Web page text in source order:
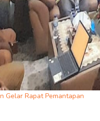
Gelar Rapat Pemantapan